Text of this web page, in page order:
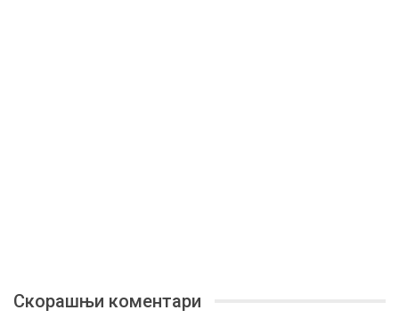
Скорашњи коментари